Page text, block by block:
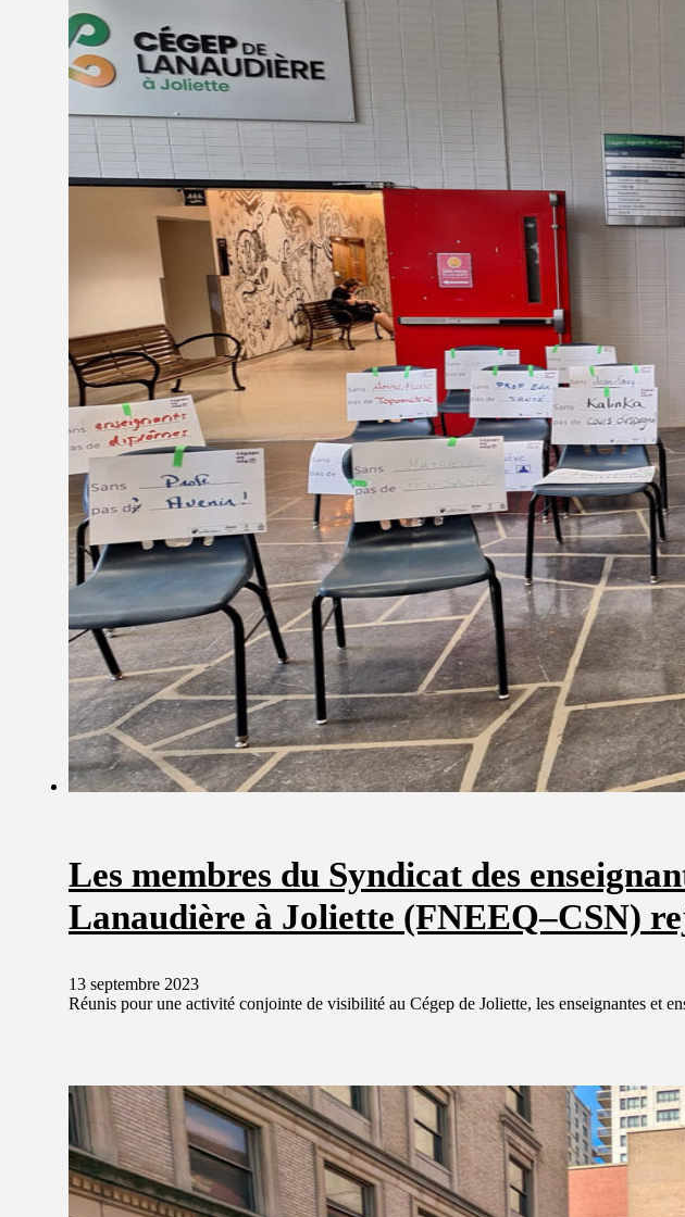
Les membres du Syndicat des
Lanaudière à Joliette (FNEEQ–CSN)
13 septembre 2023
Réunis pour une activité conjointe de visibilité au Cégep de Joliette, les enseignantes et